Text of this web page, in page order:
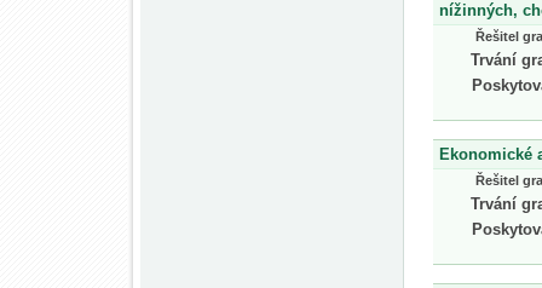
nížinných,
Řešitel
Trvání
Ekonomické
Řešitel
Trvání